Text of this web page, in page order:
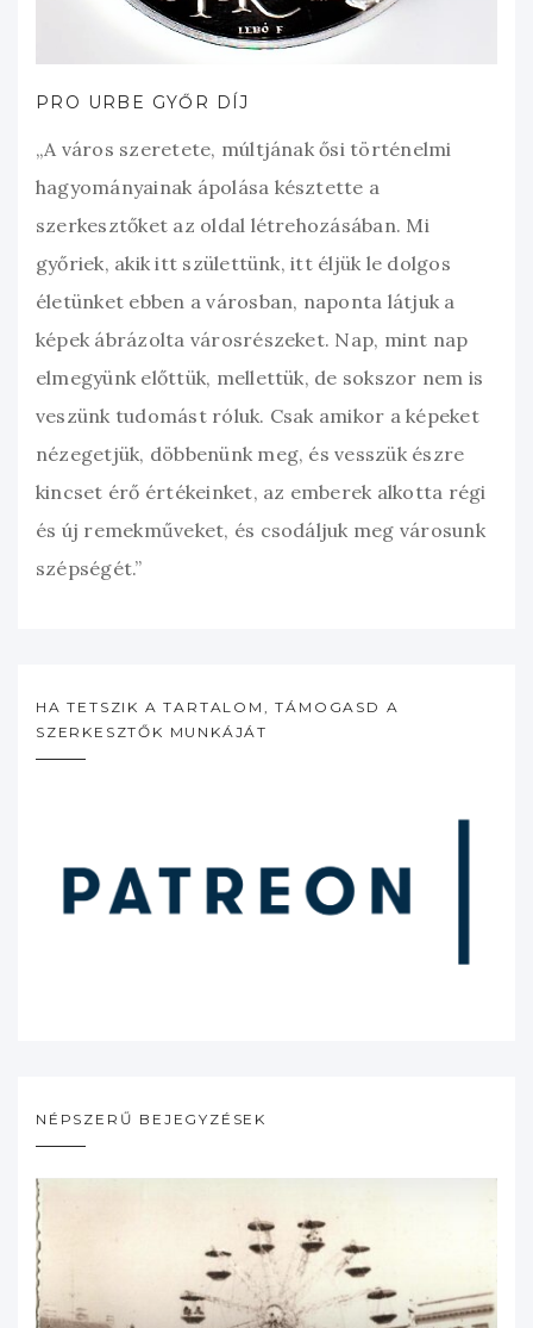
PRO URBE GYŐR DÍJ
„A város szeretete, múltjának ősi történelmi
hagyományainak ápolása késztette a
szerkesztőket az oldal létrehozásában. Mi
győriek, akik itt születtünk, itt éljük le dolgos
életünket ebben a városban, naponta látjuk a
képek ábrázolta városrészeket. Nap, mint nap
elmegyünk előttük, mellettük, de sokszor nem is
veszünk tudomást róluk. Csak amikor a képeket
nézegetjük, döbbenünk meg, és vesszük észre
kincset érő értékeinket, az emberek alkotta régi
és új remekműveket, és csodáljuk meg városunk
szépségét.”
HA TETSZIK A TARTALOM, TÁMOGASD A
SZERKESZTŐK MUNKÁJÁT
NÉPSZERŰ BEJEGYZÉSEK